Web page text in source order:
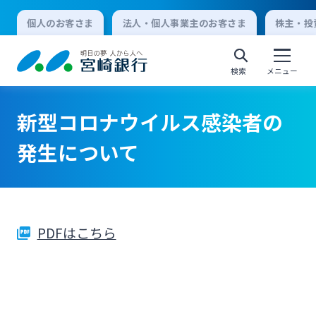
個人のお客さま 法人・個人事業主のお客さま 株主・
検索 メニュー
個人向けインターネットバンキング
ログオン
法人向けインターネットバンキング
新型コロナウイルス感染者の
発生について
PDFはこちら